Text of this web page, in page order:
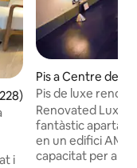
puntuació mitjana d'un
i
Pis a Centre de
Pis de luxe
Renovated
fantàstic
en un edifici AMB
capacitat per a 3